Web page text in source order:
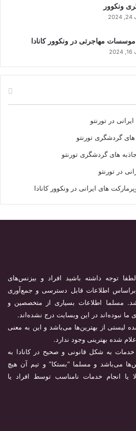
ونکوور
موسسات مهاجرتی در ونکوور کانادا
در تورنتو
های گردشگری تورنتو
های گردشگری تورنتو
در تورنتو
های ایرانی در ونکوور کانادا
توجه داشته باشید افراد و بیزنس‌های
اطلاعات قابل دسترسی و جمع‌آوری
مسلما اطلاعات بسیاری از متخصصین و
نبوده‌اند در این وبسایت درج نشده‌اند.
لیستی از بهترین‌ها می‌باشد و این به معنی
شده بهترینی وجود ندارد.
به شکل قانونی و صحیح در کانادا به
می‌باشد و مسلما “بستکا” و تیم آن هیچ
یا انجام خدمات نامناسب توسط افراد یا